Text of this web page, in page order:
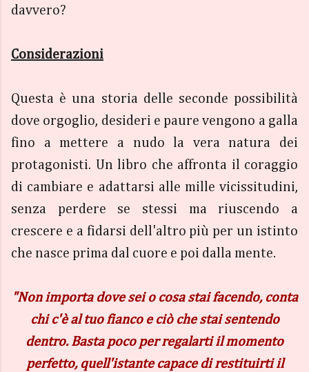
davvero?
Considerazioni
Questa è una storia delle seconde possibilità
dove orgoglio, desideri e paure vengono a galla
fino a mettere a nudo la vera natura dei
protagonisti. Un libro che affronta il coraggio
di cambiare e adattarsi alle mille vicissitudini,
senza perdere se stessi ma riuscendo a
crescere e a fidarsi dell'altro più per un istinto
che nasce prima dal cuore e poi dalla mente.
"Non importa dove sei o cosa stai facendo, conta
chi c'è al tuo fianco e ciò che stai sentendo
dentro. Basta poco per regalarti il momento
perfetto, quell'istante capace di restituirti il